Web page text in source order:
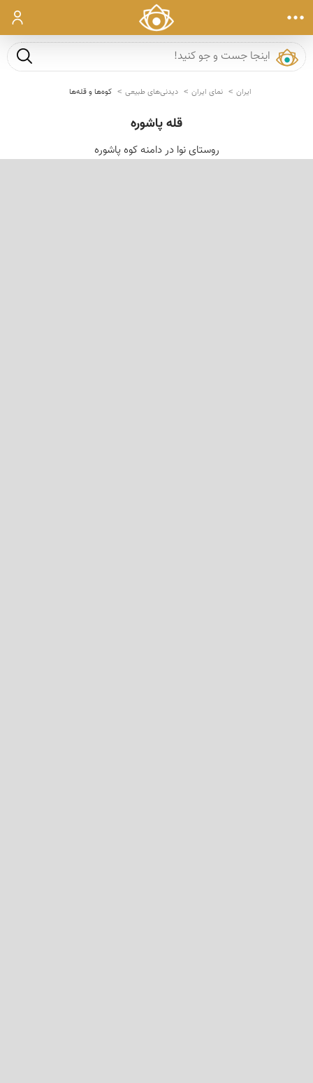
ورود
جست و
ایران نمای ایران دیدنی‌های طبیعی کوه‌ها و قله‌ها
قله پاشوره
روستای نوا در دامنه کوه پاشوره